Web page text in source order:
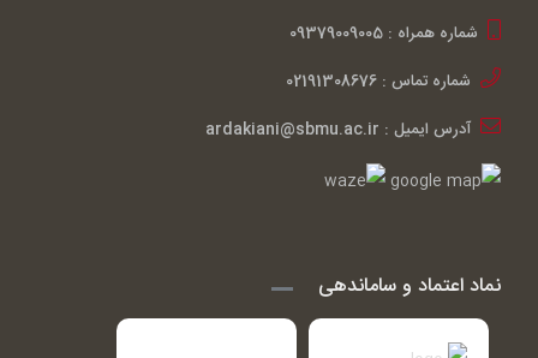
شماره همراه : 09379009005
شماره تماس : 02191308676
آدرس ایمیل : ardakiani@sbmu.ac.ir
نماد اعتماد و ساماندهی